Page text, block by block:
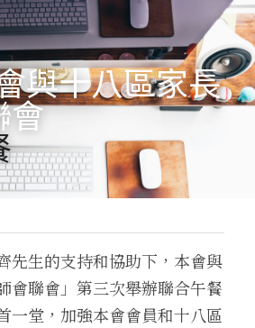
與十八區家長
會
先生的支持和協助下，本會與
會聯會」第三次舉辦聯合午餐
一堂，加強本會會員和十八區